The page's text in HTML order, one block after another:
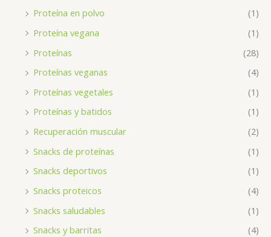
Proteína en polvo
(1)
Proteína vegana
(1)
Proteínas
(28)
Proteínas veganas
(4)
Proteínas vegetales
(1)
Proteínas y batidos
(1)
Recuperación muscular
(2)
Snacks de proteínas
(1)
Snacks deportivos
(1)
Snacks proteicos
(4)
Snacks saludables
(1)
Snacks y barritas
(4)